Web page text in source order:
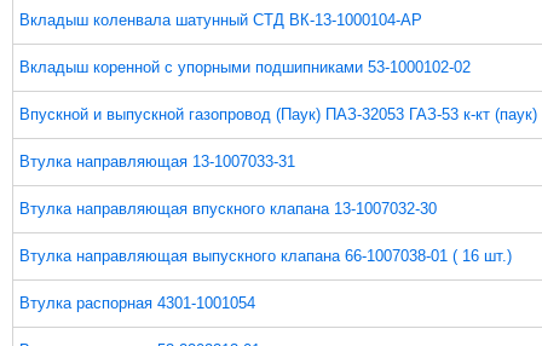
Вкладыш коленвала шатунный СТД ВК-13-1000104-АР
Вкладыш коренной с упорными подшипниками 53-1000102-02
Впускной и выпускной газопровод (Паук) ПАЗ-32053 ГАЗ-53 к-кт (паук)
Втулка направляющая 13-1007033-31
Втулка направляющая впускного клапана 13-1007032-30
Втулка направляющая выпускного клапана 66-1007038-01 ( 16 шт.)
Втулка распорная 4301-1001054